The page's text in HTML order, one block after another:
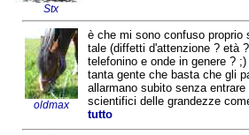
Stx
oldmax
è che mi sono confuso proprio
tale (diffetti d'attenzione ? età
telefonino e onde in genere ?
tanta gente che basta che gli
allarmano subito senza
scientifici delle grandezze
tutto